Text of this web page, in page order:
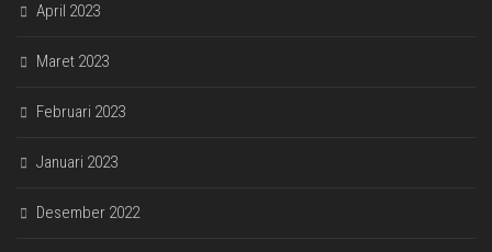
April 2023
Maret 2023
Februari 2023
Januari 2023
Desember 2022